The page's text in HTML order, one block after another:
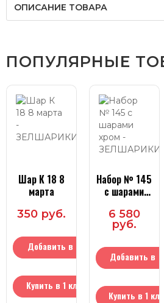
ОПИСАНИЕ ТОВАРА
ПОПУЛЯРНЫЕ
Шар К 18 8
марта
350 руб.
Добавить в
Купить в 1 клик
Набор № 145
с шарами
6 580
руб.
Добавить в
Купить в 1 клик